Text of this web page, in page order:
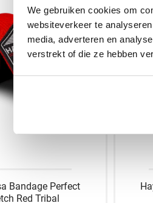
We gebruiken cookies om
websiteverkeer te
media, adverteren en
verstrekt of die ze hebben
Bandage Perfect
Red Tribal